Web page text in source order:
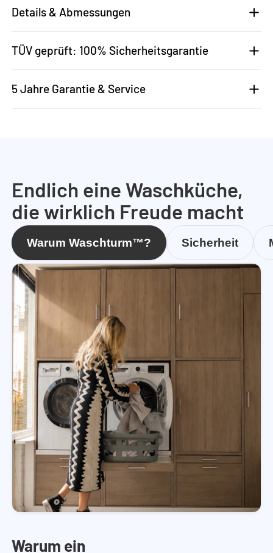
Details & Abmessungen
TÜV geprüft: 100% Sicherheitsgarantie
5 Jahre Garantie & Service
Endlich eine Waschküche,
die wirklich Freude macht
Warum Waschturm™? Sicherheit
Warum ein